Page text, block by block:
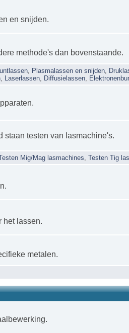
en snijden.
methode's dan bovenstaande.
Plasmalassen en snijden
Laserlassen Diffusielassen
staan testen van lasmachine's.
Mig/Mag lasmachines Testen Tig
het lassen.
metalen.